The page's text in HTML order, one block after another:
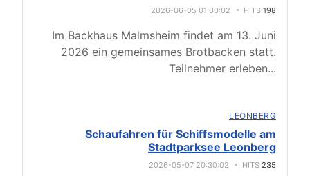
2026-06-05 01:00:02 HITS 198
Im Backhaus Malmsheim findet am 13. Juni
2026 ein gemeinsames Brotbacken statt.
Teilnehmer erleben...
LEONBERG
Schaufahren für Schiffsmodelle am
Stadtparksee Leonberg
2026-05-07 20:30:02 HITS 235